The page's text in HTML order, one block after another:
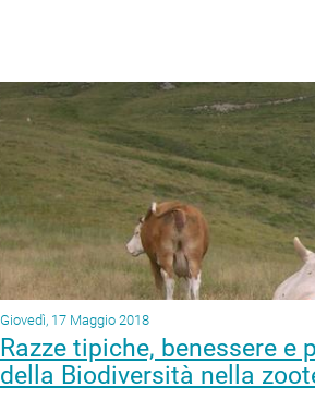
Giovedì, 17 Maggio 2018
Razze tipiche, benessere
della Biodiversità nella